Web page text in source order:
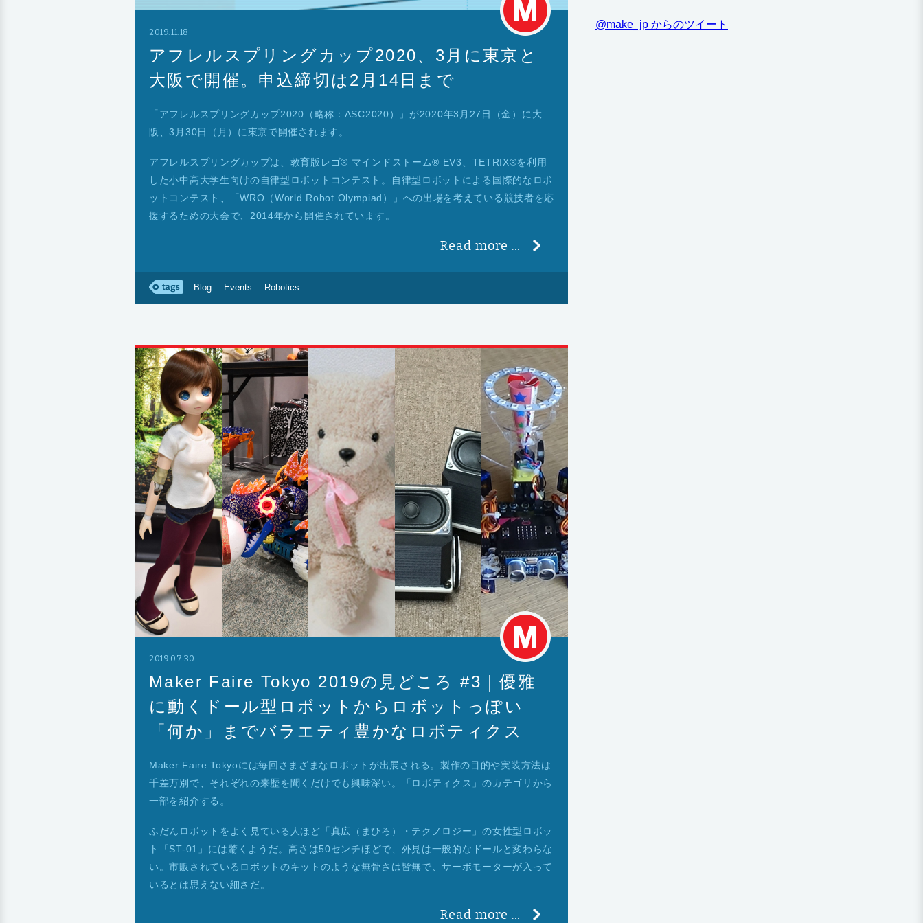
2019.11.18
アフレルスプリングカップ2020、3月に東京と
大阪で開催。申込締切は2月14日まで
「アフレルスプリングカップ2020（略称：ASC2020）」が2020年3月27日（金）に大
阪、3月30日（月）に東京で開催されます。
アフレルスプリングカップは、教育版レゴ® マインドストーム® EV3、TETRIX®を利用
した小中高大学生向けの自律型ロボットコンテスト。自律型ロボットによる国際的なロボ
ットコンテスト、「WRO（World Robot Olympiad）」への出場を考えている競技者を応
援するための大会で、2014年から開催されています。
Read more ...
Blog Events Robotics
2019.07.30
Maker Faire Tokyo 2019の見どころ #3｜優雅
に動くドール型ロボットからロボットっぽい
「何か」までバラエティ豊かなロボティクス
Maker Faire Tokyoには毎回さまざまなロボットが出展される。製作の目的や実装方法は
千差万別で、それぞれの来歴を聞くだけでも興味深い。「ロボティクス」のカテゴリから
一部を紹介する。
ふだんロボットをよく見ている人ほど「真広（まひろ）・テクノロジー」の女性型ロボッ
ト「ST-01」には驚くようだ。高さは50センチほどで、外見は一般的なドールと変わらな
い。市販されているロボットのキットのような無骨さは皆無で、サーボモーターが入って
いるとは思えない細さだ。
Read more ...
@make_jp からのツイート